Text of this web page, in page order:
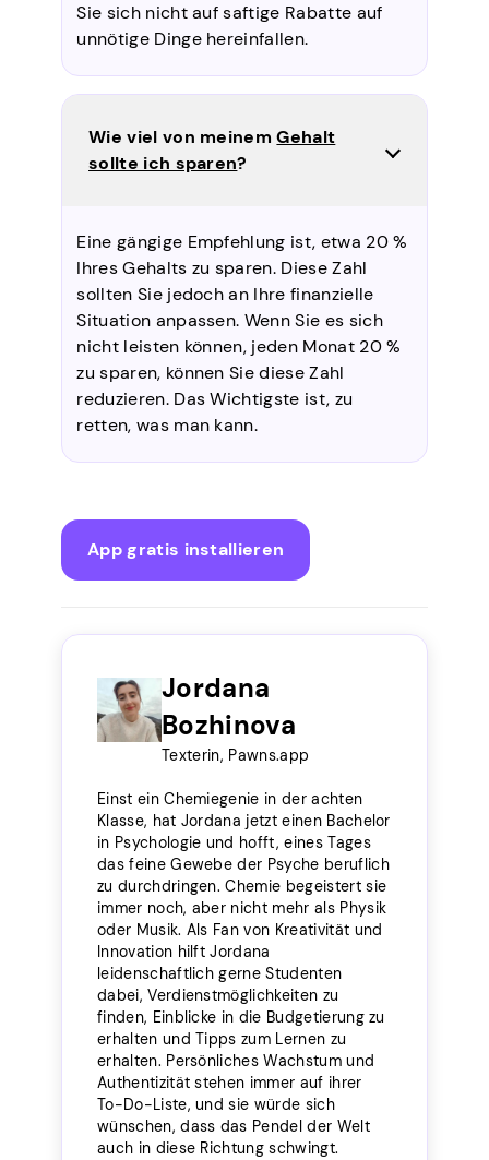
Sie sich nicht auf saftige Rabatte auf
unnötige Dinge hereinfallen.
Wie viel von meinemGehalt
sollte ich sparen?
Eine gängige Empfehlung ist, etwa 20 %
Ihres Gehalts zu sparen. Diese Zahl
sollten Sie jedoch an Ihre finanzielle
Situation anpassen. Wenn Sie es sich
nicht leisten können, jeden Monat 20 %
zu sparen, können Sie diese Zahl
reduzieren. Das Wichtigste ist, zu
retten, was man kann.
App gratis installieren
Jordana
Bozhinova
Texterin, Pawns.app
Einst ein Chemiegenie in der achten
Klasse, hat Jordana jetzt einen Bachelor
in Psychologie und hofft, eines Tages
das feine Gewebe der Psyche beruflich
zu durchdringen. Chemie begeistert sie
immer noch, aber nicht mehr als Physik
oder Musik. Als Fan von Kreativität und
Innovation hilft Jordana
leidenschaftlich gerne Studenten
dabei, Verdienstmöglichkeiten zu
finden, Einblicke in die Budgetierung zu
erhalten und Tipps zum Lernen zu
erhalten. Persönliches Wachstum und
Authentizität stehen immer auf ihrer
To-Do-Liste, und sie würde sich
wünschen, dass das Pendel der Welt
auch in diese Richtung schwingt.